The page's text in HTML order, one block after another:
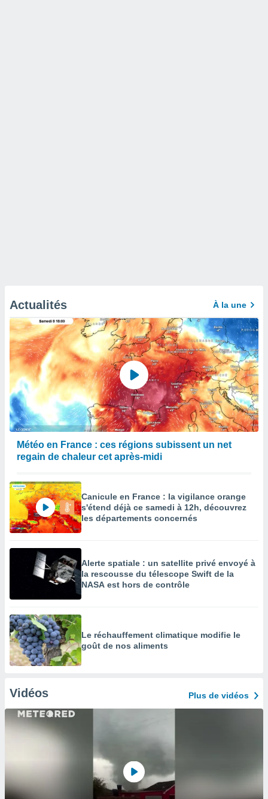
Actualités À la une
Météo en France : ces régions subissent un net
regain de chaleur cet après-midi
Canicule en France : la vigilance orange
s'étend déjà ce samedi à 12h, découvrez
les départements concernés
Alerte spatiale : un satellite privé envoyé à
la rescousse du télescope Swift de la
NASA est hors de contrôle
Le réchauffement climatique modifie le
goût de nos aliments
Vidéos Plus de vidéos